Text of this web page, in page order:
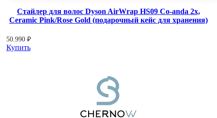
Стайлер для волос Dyson AirWrap HS09 Co-anda 2x,
Ceramic Pink/Rose Gold (подарочный кейс для хранения)
50.990 ₽
Купить